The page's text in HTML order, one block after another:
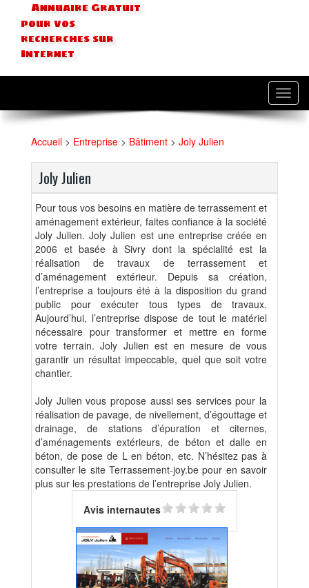
Annuaire Gratuit
pour vos
recherches sur
Internet
Accueil > Entreprise > Bâtiment > Joly Julien
Joly Julien
Pour tous vos besoins en matière de terrassement et
aménagement extérieur, faites confiance à la société
Joly Julien. Joly Julien est une entreprise créée en
2006 et basée à Sivry dont la spécialité est la
réalisation de travaux de terrassement et
d’aménagement extérieur. Depuis sa création,
l’entreprise a toujours été à la disposition du grand
public pour exécuter tous types de travaux.
Aujourd’hui, l’entreprise dispose de tout le matériel
nécessaire pour transformer et mettre en forme
votre terrain. Joly Julien est en mesure de vous
garantir un résultat impeccable, quel que soit votre
chantier.
Joly Julien vous propose aussi ses services pour la
réalisation de pavage, de nivellement, d’égouttage et
drainage, de stations d’épuration et citernes,
d’aménagements extérieurs, de béton et dalle en
béton, de pose de L en béton, etc. N’hésitez pas à
consulter le site Terrassement-joy.be pour en savoir
plus sur les prestations de l’entreprise Joly Julien.
Avis internautes